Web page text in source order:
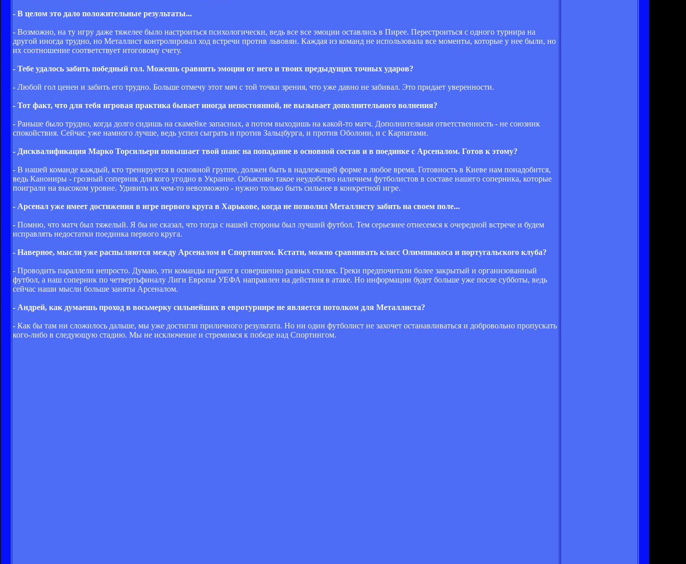
- В целом это дало положительные результаты...
- Возможно, на ту игру даже тяжелее было настроиться психологически, ведь все все эмоции оставлись в Пирее. Перестроиться с одного турнира на
другой иногда трудно, но Металлист контролировал ход встречи против львовян. Каждая из команд не использовала все моменты, которые у нее были, но
их соотношение соответствует итоговому счету.
- Тебе удалось забить победный гол. Можешь сравнить эмоции от него и твоих предыдущих точных ударов?
- Любой гол ценен и забить его трудно. Больше отмечу этот мяч с той точки зрения, что уже давно не забивал. Это придает уверенности.
- Тот факт, что для тебя игровая практика бывает иногда непостоянной, не вызывает дополнительного волнения?
- Раньше было трудно, когда долго сидишь на скамейке запасных, а потом выходишь на какой-то матч. Дополнительная ответственность - не союзник
спокойствия. Сейчас уже намного лучше, ведь успел сыграть и против Зальцбурга, и против Оболони, и с Карпатами.
- Дисквалификация Марко Торсильери повышает твой шанс на попадание в основной состав и в поединке с Арсеналом. Готов к этому?
- В нашей команде каждый, кто тренируется в основной группе, должен быть в надлежащей форме в любое время. Готовность в Киеве нам понадобится,
ведь Канониры - грозный соперник для кого угодно в Украине. Объясняю такое неудобство наличием футболистов в составе нашего соперника, которые
поиграли на высоком уровне. Удивить их чем-то невозможно - нужно только быть сильнее в конкретной игре.
- Арсенал уже имеет достижения в игре первого круга в Харькове, когда не позволил Металлисту забить на своем поле...
- Помню, что матч был тяжелый. Я бы не сказал, что тогда с нашей стороны был лучший футбол. Тем серьезнее отнесемся к очередной встрече и будем
исправлять недостатки поединка первого круга.
- Наверное, мысли уже распыляются между Арсеналом и Спортингом. Кстати, можно сравнивать класс Олимпиакоса и португальского клуба?
- Проводить параллели непросто. Думаю, эти команды играют в совершенно разных стилях. Греки предпочитали более закрытый и организованный
футбол, а наш соперник по четвертьфиналу Лиги Европы УЕФА направлен на действия в атаке. Но информации будет больше уже после субботы, ведь
сейчас наши мысли больше заняты Арсеналом.
- Андрей, как думаешь проход в восьмерку сильнейших в евротурнире не является потолком для Металлиста?
- Как бы там ни сложилось дальше, мы уже достигли приличного результата. Но ни один футболист не захочет останавливаться и добровольно пропускать
кого-либо в следующую стадию. Мы не исключение и стремимся к победе над Спортингом.